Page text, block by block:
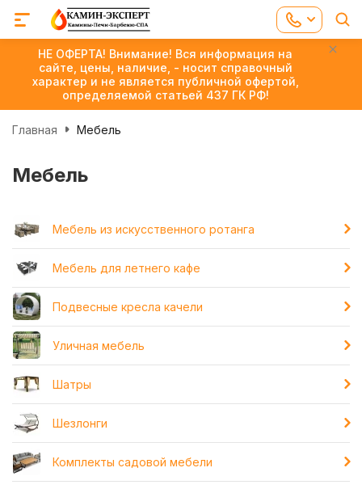
НЕ ОФЕРТА! Внимание! Вся информация на
сайте, цены, наличие, - носит справочный
характер и не является публичной офертой,
определяемой статьей 437 ГК РФ!
Главная Мебель
Мебель
Мебель из искусственного ротанга
Мебель для летнего кафе
Подвесные кресла качели
Уличная мебель
Шатры
Шезлонги
Комплекты садовой мебели